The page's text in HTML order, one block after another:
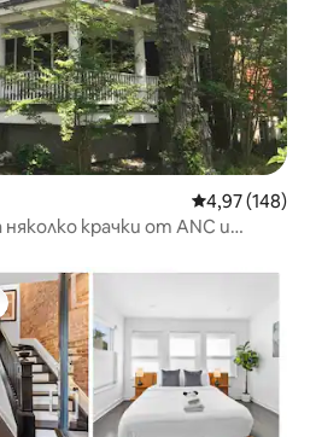
Средна
4,97 (148)
крачки от ANC и
гостите